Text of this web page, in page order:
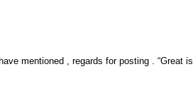
mentioned , regards for posting . “Great